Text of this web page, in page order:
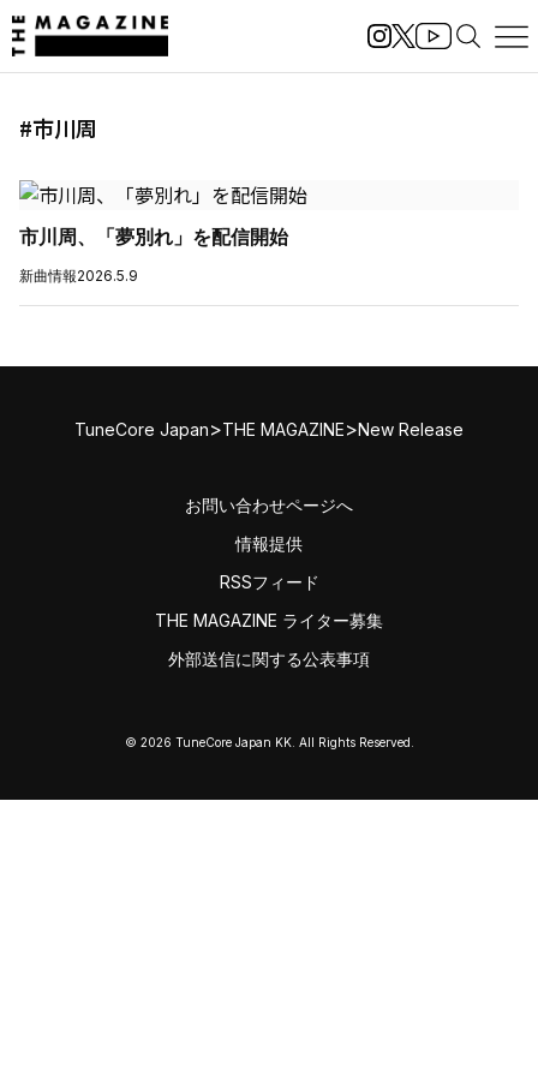
#市川周
市川周、「夢別れ」を配信開始
新曲情報2026.5.9
TuneCore Japan>THE MAGAZINE>New Release
お問い合わせページへ
情報提供
RSSフィード
THE MAGAZINE ライター募集
外部送信に関する公表事項
© 2026 TuneCore Japan KK. All Rights Reserved.